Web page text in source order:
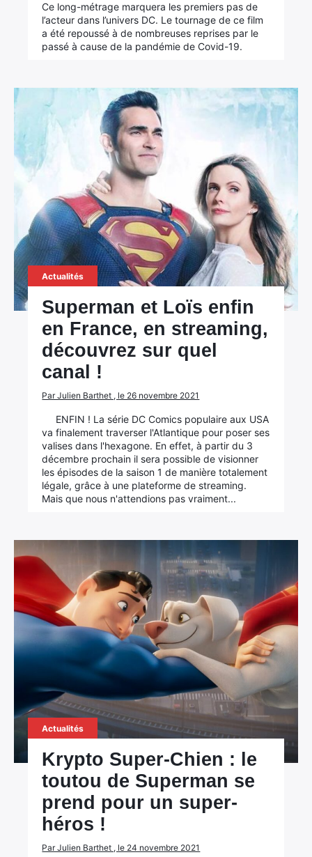
Ce long-métrage marquera les premiers pas de
l’acteur dans l’univers DC. Le tournage de ce film
a été repoussé à de nombreuses reprises par le
passé à cause de la pandémie de Covid-19.
Actualités
Superman et Loïs enfin
en France, en streaming,
découvrez sur quel
canal !
Par Julien Barthet , le 26 novembre 2021
ENFIN ! La série DC Comics populaire aux USA
va finalement traverser l'Atlantique pour poser ses
valises dans l'hexagone. En effet, à partir du 3
décembre prochain il sera possible de visionner
les épisodes de la saison 1 de manière totalement
légale, grâce à une plateforme de streaming.
Mais que nous n'attendions pas vraiment...
Actualités
Krypto Super-Chien : le
toutou de Superman se
prend pour un super-
héros !
Par Julien Barthet , le 24 novembre 2021